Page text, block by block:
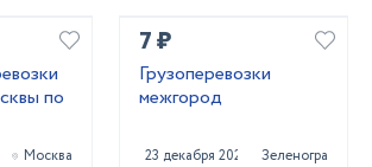
по
Москва
7 ₽
Грузоперевозки
межгород
23 декабря 2020 Зеленоград